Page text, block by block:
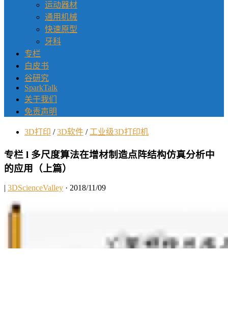
运动器材
通用机械
快速原型
牙科
专栏
白皮书
谷研究
SparkTalk
关于我们
免责声明
3D打印 / 3D软件 / 工业级3D打印机
专栏 l 多尺度算法在增材制造点阵结构仿真分析中
的应用（上篇）
| 3DScienceValley · 2018/11/09